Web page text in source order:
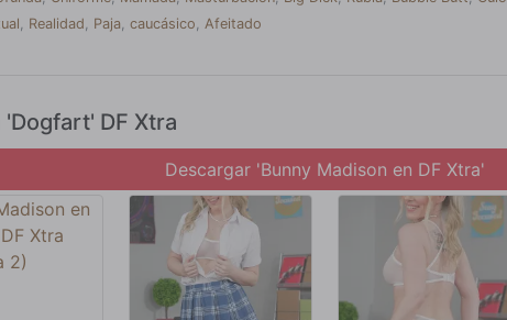
Realidad Paja caucásico
Afeitado
'Dogfart' DF Xtra
Descargar 'Bunny Madison en DF Xtra'